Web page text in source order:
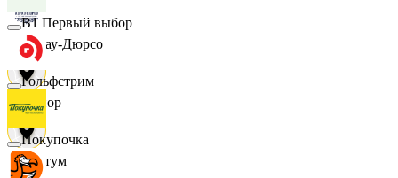
Абрау-Дюрсо
Авиор
Альтум
B1 Первый выбор
Гольфстрим
Покупочка